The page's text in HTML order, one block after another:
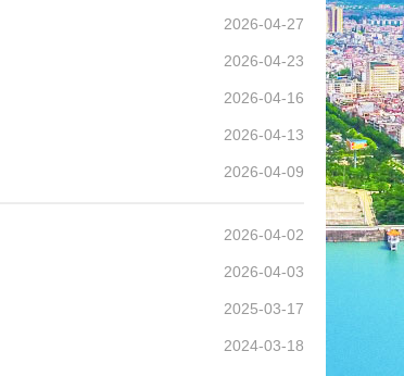
2026-04-27
2026-04-23
2026-04-16
2026-04-13
2026-04-09
2026-04-02
2026-04-03
2025-03-17
2024-03-18